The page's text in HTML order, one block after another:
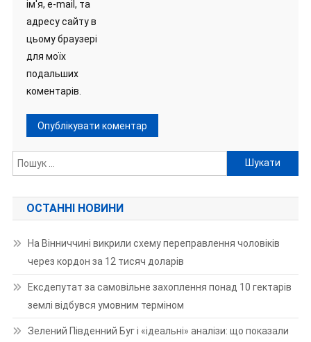
ім'я, e-mail, та
адресу сайту в
цьому браузері
для моїх
подальших
коментарів.
Пошук:
ОСТАННІ НОВИНИ
На Вінниччині викрили схему переправлення чоловіків
через кордон за 12 тисяч доларів
Ексдепутат за самовільне захоплення понад 10 гектарів
землі відбувся умовним терміном
Зелений Південний Буг і «ідеальні» аналізи: що показали